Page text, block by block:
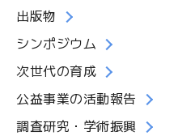
出版物
シンポジウム
次世代の育成
公益事業の活動報告
調査研究・学術振興